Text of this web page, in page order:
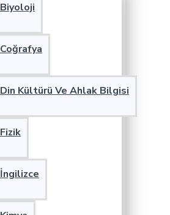
Biyoloji
Coğrafya
Din Kültürü Ve Ahlak Bilgisi
Fizik
İngilizce